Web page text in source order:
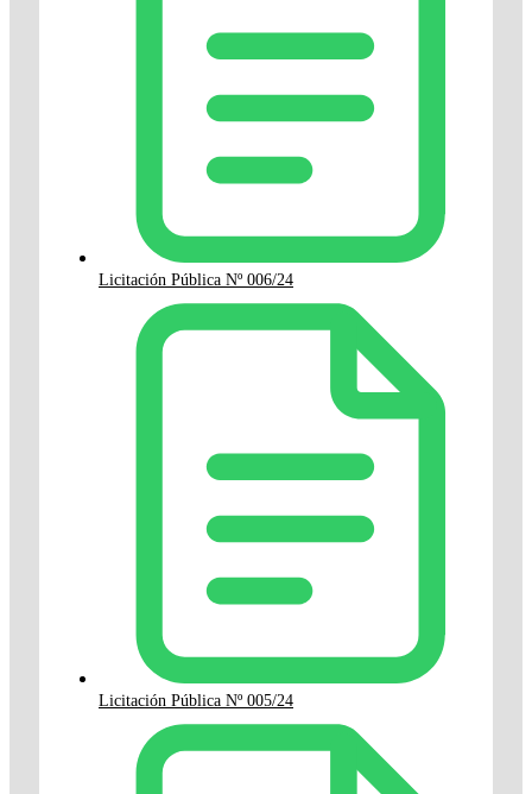
Licitación Pública Nº 006/24
Licitación Pública Nº 005/24